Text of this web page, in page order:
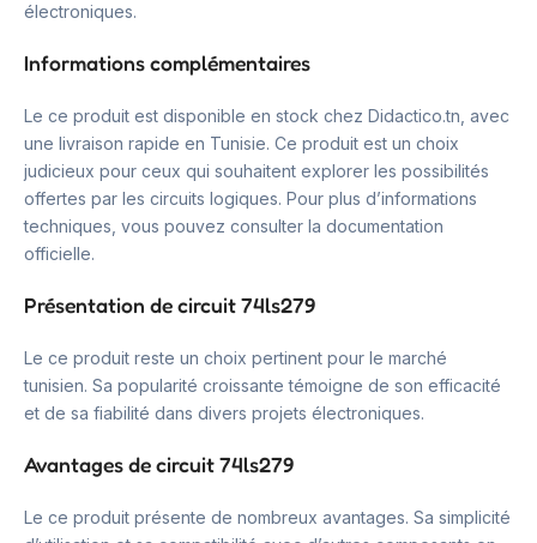
électroniques.
Informations complémentaires
Le ce produit est disponible en stock chez Didactico.tn, avec
une livraison rapide en Tunisie. Ce produit est un choix
judicieux pour ceux qui souhaitent explorer les possibilités
offertes par les circuits logiques. Pour plus d’informations
techniques, vous pouvez consulter la documentation
officielle.
Présentation de circuit 74ls279
Le ce produit reste un choix pertinent pour le marché
tunisien. Sa popularité croissante témoigne de son efficacité
et de sa fiabilité dans divers projets électroniques.
Avantages de circuit 74ls279
Le ce produit présente de nombreux avantages. Sa simplicité